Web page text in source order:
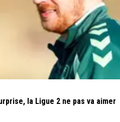
la Ligue 2 ne pas va aimer